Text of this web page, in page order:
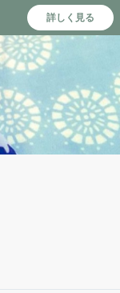
詳しく見る